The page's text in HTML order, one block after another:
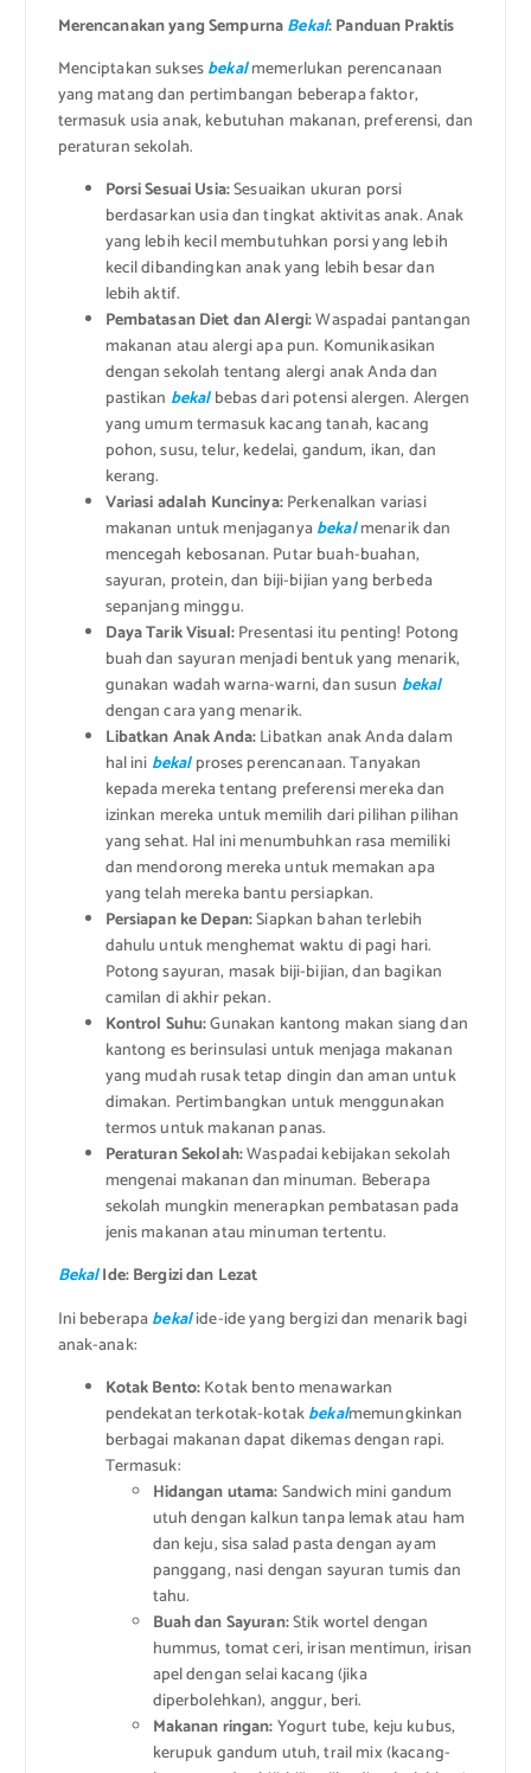
Merencanakan yang SempurnaBekal: Panduan Praktis
Menciptakan suksesbekalmemerlukan perencanaan
yang matang dan pertimbangan beberapa faktor,
termasuk usia anak, kebutuhan makanan, preferensi, dan
peraturan sekolah.
Porsi Sesuai Usia:Sesuaikan ukuran porsi
berdasarkan usia dan tingkat aktivitas anak. Anak
yang lebih kecil membutuhkan porsi yang lebih
kecil dibandingkan anak yang lebih besar dan
lebih aktif.
Pembatasan Diet dan Alergi:Waspadai pantangan
makanan atau alergi apa pun. Komunikasikan
dengan sekolah tentang alergi anak Anda dan
pastikan bekalbebas dari potensi alergen. Alergen
yang umum termasuk kacang tanah, kacang
pohon, susu, telur, kedelai, gandum, ikan, dan
kerang.
Variasi adalah Kuncinya:Perkenalkan variasi
makanan untuk menjaganyabekalmenarik dan
mencegah kebosanan. Putar buah-buahan,
sayuran, protein, dan biji-bijian yang berbeda
sepanjang minggu.
Daya Tarik Visual:Presentasi itu penting! Potong
buah dan sayuran menjadi bentuk yang menarik,
gunakan wadah warna-warni, dan susun bekal
dengan cara yang menarik.
Libatkan Anak Anda:Libatkan anak Anda dalam
hal ini bekalproses perencanaan. Tanyakan
kepada mereka tentang preferensi mereka dan
izinkan mereka untuk memilih dari pilihan pilihan
yang sehat. Hal ini menumbuhkan rasa memiliki
dan mendorong mereka untuk memakan apa
yang telah mereka bantu persiapkan.
Persiapan ke Depan:Siapkan bahan terlebih
dahulu untuk menghemat waktu di pagi hari.
Potong sayuran, masak biji-bijian, dan bagikan
camilan di akhir pekan.
Kontrol Suhu:Gunakan kantong makan siang dan
kantong es berinsulasi untuk menjaga makanan
yang mudah rusak tetap dingin dan aman untuk
dimakan. Pertimbangkan untuk menggunakan
termos untuk makanan panas.
Peraturan Sekolah:Waspadai kebijakan sekolah
mengenai makanan dan minuman. Beberapa
sekolah mungkin menerapkan pembatasan pada
jenis makanan atau minuman tertentu.
BekalIde: Bergizi dan Lezat
Ini beberapabekalide-ide yang bergizi dan menarik bagi
anak-anak:
Kotak Bento:Kotak bento menawarkan
pendekatan terkotak-kotakbekalmemungkinkan
berbagai makanan dapat dikemas dengan rapi.
Termasuk:
Hidangan utama:Sandwich mini gandum
utuh dengan kalkun tanpa lemak atau ham
dan keju, sisa salad pasta dengan ayam
panggang, nasi dengan sayuran tumis dan
tahu.
Buah dan Sayuran:Stik wortel dengan
hummus, tomat ceri, irisan mentimun, irisan
apel dengan selai kacang (jika
diperbolehkan), anggur, beri.
Makanan ringan:Yogurt tube, keju kubus,
kerupuk gandum utuh, trail mix (kacang-